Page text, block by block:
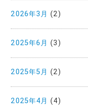
2026年3月 (2)
2025年6月 (3)
2025年5月 (2)
2025年4月 (4)